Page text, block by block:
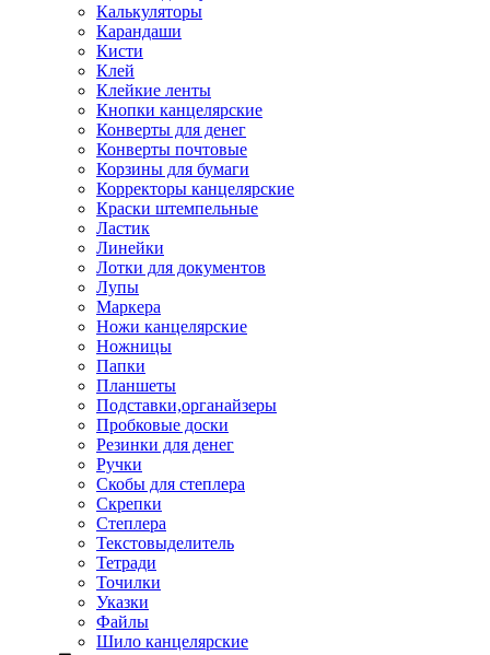
Калькуляторы
Карандаши
Кисти
Клей
Клейкие ленты
Кнопки канцелярские
Конверты для денег
Конверты почтовые
Корзины для бумаги
Корректоры канцелярские
Краски штемпельные
Ластик
Линейки
Лотки для документов
Лупы
Маркера
Ножи канцелярские
Ножницы
Папки
Планшеты
Подставки,органайзеры
Пробковые доски
Резинки для денег
Ручки
Скобы для степлера
Скрепки
Степлера
Текстовыделитель
Тетради
Точилки
Указки
Файлы
Шило канцелярские